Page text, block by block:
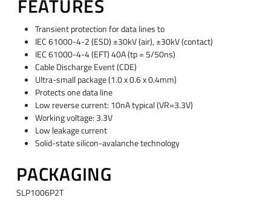
FEATURES
Transient protection for data lines to
IEC 61000-4-2 (ESD) ±30kV (air), ±30kV (contact)
IEC 61000-4-4 (EFT) 40A (tp = 5/50ns)
Cable Discharge Event (CDE)
Ultra-small package (1.0 x 0.6 x 0.4mm)
Protects one data line
Low reverse current: 10nA typical (VR=3.3V)
Working voltage: 3.3V
Low leakage current
Solid-state silicon-avalanche technology
PACKAGING
SLP1006P2T